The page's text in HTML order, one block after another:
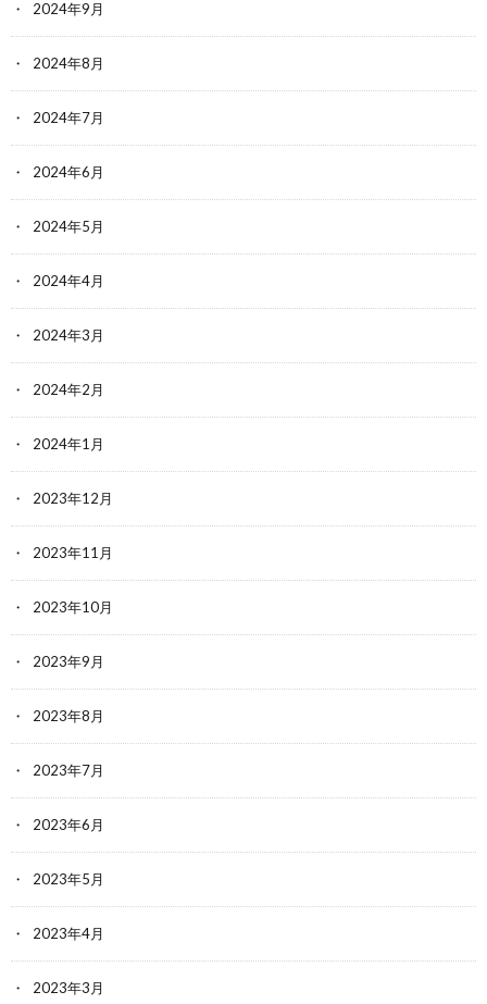
2024年9月
2024年8月
2024年7月
2024年6月
2024年5月
2024年4月
2024年3月
2024年2月
2024年1月
2023年12月
2023年11月
2023年10月
2023年9月
2023年8月
2023年7月
2023年6月
2023年5月
2023年4月
2023年3月